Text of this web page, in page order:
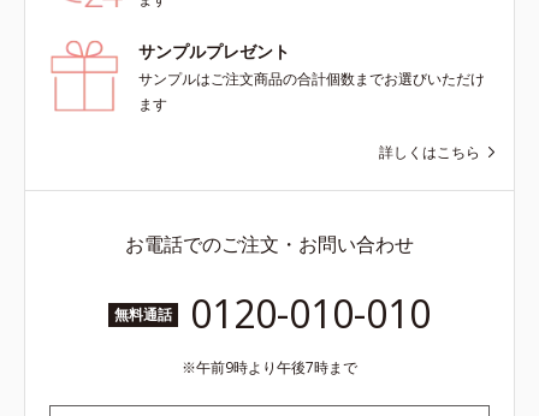
サンプルプレゼント
サンプルはご注文商品の合計個数までお選びいただけ
ます
詳しくはこちら
お電話でのご注文・お問い合わせ
無料通話 0120-010-010
午前9時より午後7時まで